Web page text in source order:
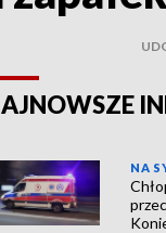
NA